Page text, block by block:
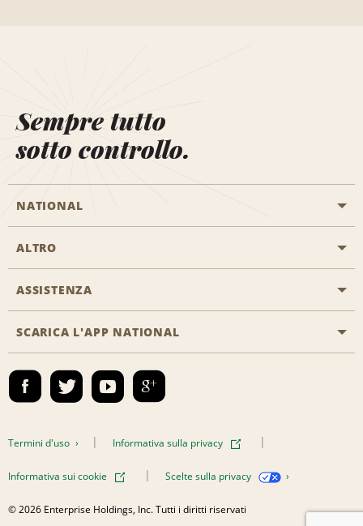
Sempre tutto
sotto controllo.
NATIONAL
Inizia una prenotazione
Programmi business
Emerald Club Accedi
ALTRO
Offerte di lavoro
ASSISTENZA
Accessibilità
Contatti
SCARICA L'APP NATIONAL
Termini d'uso Informativa sulla privacy
Informativa sui cookie Scelte sulla privacy
© 2026 Enterprise Holdings, Inc. Tutti i diritti riservati